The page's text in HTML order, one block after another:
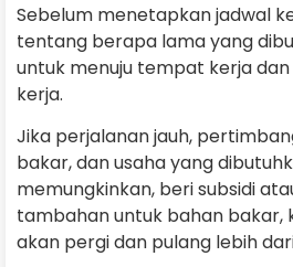
Sebelum menetapkan jadwal
tentang berapa lama yang
untuk menuju tempat kerja
kerja.
Jika perjalanan jauh,
bakar, dan usaha yang
memungkinkan, beri subsidi
tambahan untuk bahan bakar,
akan pergi dan pulang lebih